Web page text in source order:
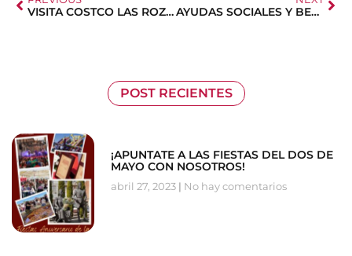
VISITA COSTCO LAS ROZAS AYUDAS SOCIALES Y BECAS
POST RECIENTES
¡APUNTATE A LAS FIESTAS DEL DOS DE
MAYO CON NOSOTROS!
abril 27, 2023 No hay comentarios